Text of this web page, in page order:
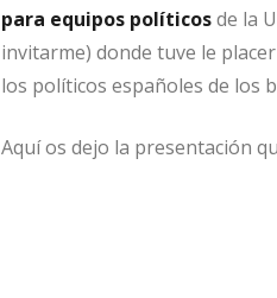
para equipos políticosde la
invitarme) donde tuve le
los políticos españoles de los
Aquí os dejo la presentación